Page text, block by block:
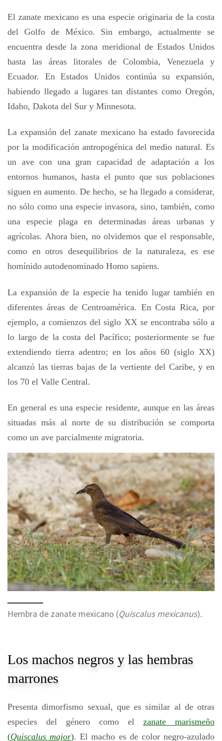
El zanate mexicano es una especie originaria de la costa
del Golfo de México. Sin embargo, actualmente se
encuentra desde la zona meridional de Estados Unidos
hasta las áreas litorales de Colombia, Venezuela y
Ecuador. En Estados Unidos continúa su expansión,
habiendo llegado a lugares tan distantes como Oregón,
Idaho, Dakota del Sur y Minnesota.
La expansión del zanate mexicano ha estado favorecida
por la modificación antropogénica del medio natural. Es
un ave con una gran capacidad de adaptación a los
entornos humanos, hasta el punto que sus poblaciones
siguen en aumento. De hecho, se ha llegado a considerar,
no sólo como una especie invasora, sino, también, como
una especie plaga en determinadas áreas urbanas y
agrícolas. Ahora bien, no olvidemos que el responsable,
como en otros desequilibrios de la naturaleza, es ese
homínido autodenominado Homo sapiens.
La expansión de la especie ha tenido lugar también en
diferentes áreas de Centroamérica. En Costa Rica, por
ejemplo, a comienzos del siglo XX se encontraba sólo a
lo largo de la costa del Pacífico; posteriormente se fue
extendiendo tierra adentro; en los años 60 (siglo XX)
alcanzó las tierras bajas de la vertiente del Caribe, y en
los 70 el Valle Central.
En general es una especie residente, aunque en las áreas
situadas más al norte de su distribución se comporta
como un ave parcialmente migratoria.
Hembra de zanate mexicano (Quiscalus mexicanus).
Los machos negros y las hembras
marrones
Presenta dimorfismo sexual, que es similar al de otras
especies del género como el zanate marismeño
(Quiscalus major). El macho es de color negro-azulado